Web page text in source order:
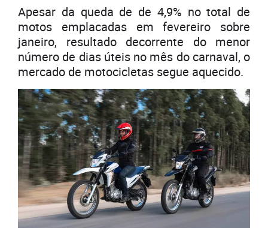
Apesar da queda de de 4,9% no total de
motos emplacadas em fevereiro sobre
janeiro, resultado decorrente do menor
número de dias úteis no mês do carnaval, o
mercado de motocicletas segue aquecido.